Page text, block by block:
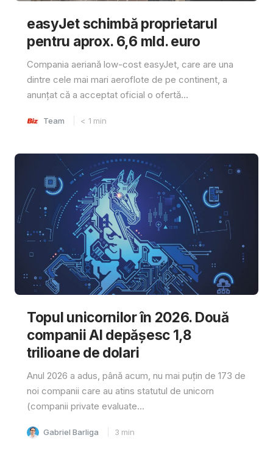
easyJet schimbă proprietarul
pentru aprox. 6,6 mld. euro
Compania aeriană low-cost easyJet, care are una
dintre cele mai mari aeroflote de pe continent, a
anunțat că a acceptat oficial o ofertă...
Team < 1 min
Topul unicornilor în 2026. Două
companii AI depășesc 1,8
trilioane de dolari
Anul 2026 a adus, până acum, nu mai puțin de 173 de
noi companii care au atins statutul de unicorn
(companii private evaluate...
Gabriel Barliga 3 min